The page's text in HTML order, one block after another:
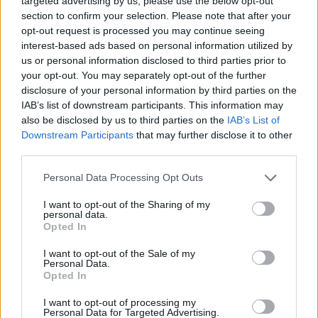
section to confirm your selection. Please note that after your
opt-out request is processed you may continue seeing
interest-based ads based on personal information utilized by
us or personal information disclosed to third parties prior to
your opt-out. You may separately opt-out of the further
disclosure of your personal information by third parties on the
IAB’s list of downstream participants. This information may
also be disclosed by us to third parties on the IAB’s List of
Downstream Participants that may further disclose it to other
Personal Data Processing Opt Outs
I want to opt-out of the Sharing of my
personal data.
Opted In
I want to opt-out of the Sale of my
Personal Data.
Opted In
I want to opt-out of processing my
Personal Data for Targeted Advertising.
Ni som kör HEV eller PHEV ? är ni nöjda?
Senaste inlägget avkaykay för 17 timmar sedaniEl- och
hybridbilar
244 motorbyte till d5252t
Senaste inlägget avJeppegaming Igår 00:53iMotorteknik
(Avancerad)
Passat -13 2.0tdi DSG Växellåda bråkar 10 svar
Senaste inlägget av The-GOAT torsdag 20:54
felsökning
Man man ha mindre ström till
Senaste inlägget av BilFixare torsdag 14:37 El- och hybridbilar
(Golf V 1.6)
Senaste inlägget av
transmission och däck
Senaste projektinläggen